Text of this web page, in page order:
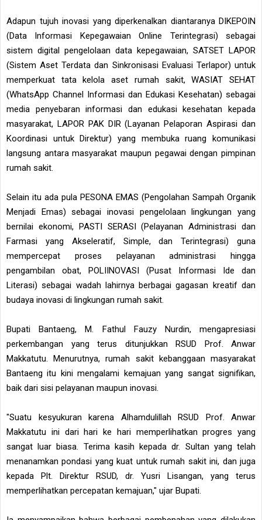
Adapun tujuh inovasi yang diperkenalkan diantaranya DIKEPOIN
(Data Informasi Kepegawaian Online Terintegrasi) sebagai
sistem digital pengelolaan data kepegawaian, SATSET LAPOR
(Sistem Aset Terdata dan Sinkronisasi Evaluasi Terlapor) untuk
memperkuat tata kelola aset rumah sakit, WASIAT SEHAT
(WhatsApp Channel Informasi dan Edukasi Kesehatan) sebagai
media penyebaran informasi dan edukasi kesehatan kepada
masyarakat, LAPOR PAK DIR (Layanan Pelaporan Aspirasi dan
Koordinasi untuk Direktur) yang membuka ruang komunikasi
langsung antara masyarakat maupun pegawai dengan pimpinan
rumah sakit.
Selain itu ada pula PESONA EMAS (Pengolahan Sampah Organik
Menjadi Emas) sebagai inovasi pengelolaan lingkungan yang
bernilai ekonomi, PASTI SERASI (Pelayanan Administrasi dan
Farmasi yang Akseleratif, Simple, dan Terintegrasi) guna
mempercepat proses pelayanan administrasi hingga
pengambilan obat, POLIINOVASI (Pusat Informasi Ide dan
Literasi) sebagai wadah lahirnya berbagai gagasan kreatif dan
budaya inovasi di lingkungan rumah sakit.
Bupati Bantaeng, M. Fathul Fauzy Nurdin, mengapresiasi
perkembangan yang terus ditunjukkan RSUD Prof. Anwar
Makkatutu. Menurutnya, rumah sakit kebanggaan masyarakat
Bantaeng itu kini mengalami kemajuan yang sangat signifikan,
baik dari sisi pelayanan maupun inovasi.
"Suatu kesyukuran karena Alhamdulillah RSUD Prof. Anwar
Makkatutu ini dari hari ke hari memperlihatkan progres yang
sangat luar biasa. Terima kasih kepada dr. Sultan yang telah
menanamkan pondasi yang kuat untuk rumah sakit ini, dan juga
kepada Plt. Direktur RSUD, dr. Yusri Lisangan, yang terus
memperlihatkan percepatan kemajuan," ujar Bupati.